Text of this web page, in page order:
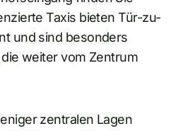
Taxis bieten Tür-zu-
und sind besonders
weiter vom Zentrum
zentralen Lagen